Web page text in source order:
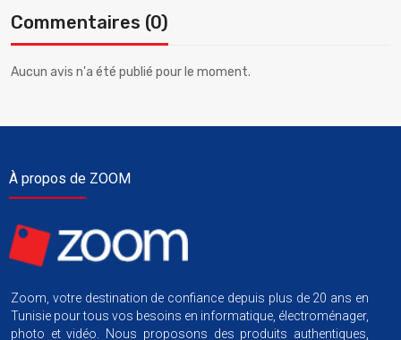
Commentaires (0)
Aucun avis n'a été publié pour le moment.
À propos de ZOOM
Zoom, votre destination de confiance depuis plus de 20 ans en
Tunisie pour tous vos besoins en informatique, électroménager,
photo et vidéo. Nous proposons des produits authentiques,